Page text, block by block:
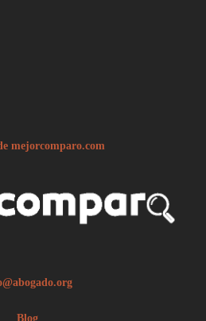
mejorcomparo.com
Blog